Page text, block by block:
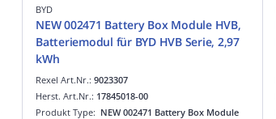
BYD
NEW 002471 Battery Box Module HVB,
Batteriemodul für BYD HVB Serie, 2,97
kWh
Rexel Art.Nr.: 9023307
Produkt Type: NEW 002471 Battery Box Module
Herst. Art.Nr.: 17845018-00